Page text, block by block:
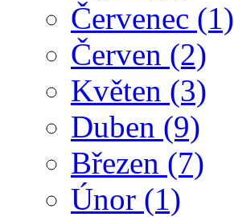
Červenec (1)
Červen (2)
Květen (3)
Duben (9)
Březen (7)
Únor (1)